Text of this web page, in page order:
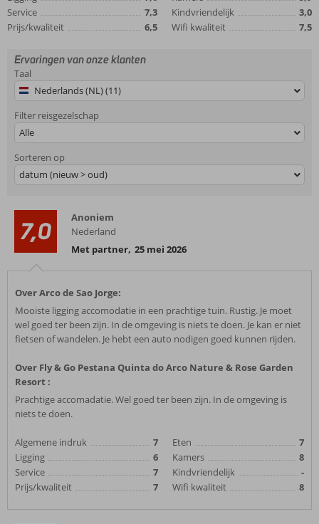
Service
7,3
Prijs/kwaliteit
6,5
Kindvriendelijk
3,0
Wifi kwaliteit
7,5
Ervaringen van onze klanten
Taal
Nederlands (NL) (11)
Filter reisgezelschap
Alle
Sorteren op
datum (nieuw > oud)
7,0
Anoniem
Nederland
Met partner, 25 mei 2026
Over Arco de Sao Jorge:
Mooiste ligging accomodatie in een prachtige tuin. Rustig. Je moet
wel goed ter been zijn. In de omgeving is niets te doen. Je kan er niet
fietsen of wandelen. Je hebt een auto nodigen goed kunnen rijden.
Over Fly & Go Pestana Quinta do Arco Nature & Rose Garden
Resort :
Prachtige accomadatie. Wel goed ter been zijn. In de omgeving is
niets te doen.
Algemene indruk
7
Ligging
6
Service
7
Prijs/kwaliteit
7
Eten
7
Kamers
8
Kindvriendelijk
-
Wifi kwaliteit
8